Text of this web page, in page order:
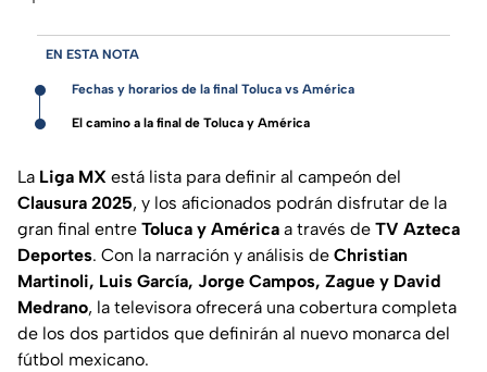
EN ESTA NOTA
Fechas y horarios de la final Toluca vs América
El camino a la final de Toluca y América
La Liga MX está lista para definir al campeón del
Clausura 2025, y los aficionados podrán disfrutar de la
gran final entre Toluca y América a través de TV Azteca
Deportes. Con la narración y análisis de Christian
Martinoli, Luis García, Jorge Campos, Zague y David
Medrano, la televisora ofrecerá una cobertura completa
de los dos partidos que definirán al nuevo monarca del
fútbol mexicano.